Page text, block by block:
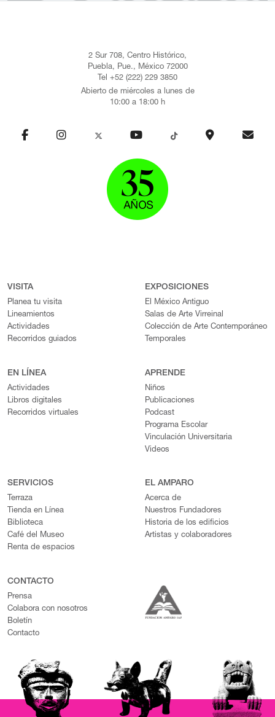
2 Sur 708, Centro Histórico,
Puebla, Pue., México 72000
Tel +52 (222) 229 3850
Abierto de miércoles a lunes de
10:00 a 18:00 h
VISITA
Planea tu visita
Lineamientos
Actividades
Recorridos guiados
EXPOSICIONES
El México Antiguo
Salas de Arte Virreinal
Colección de Arte Contemporáneo
Temporales
EN LÍNEA
Actividades
Libros digitales
Recorridos virtuales
APRENDE
Niños
Publicaciones
Podcast
Programa Escolar
Vinculación Universitaria
Videos
SERVICIOS
Terraza
Tienda en Línea
Biblioteca
Café del Museo
Renta de espacios
EL AMPARO
Acerca de
Nuestros Fundadores
Historia de los edificios
Artistas y colaboradores
CONTACTO
Prensa
Colabora con nosotros
Boletín
Contacto